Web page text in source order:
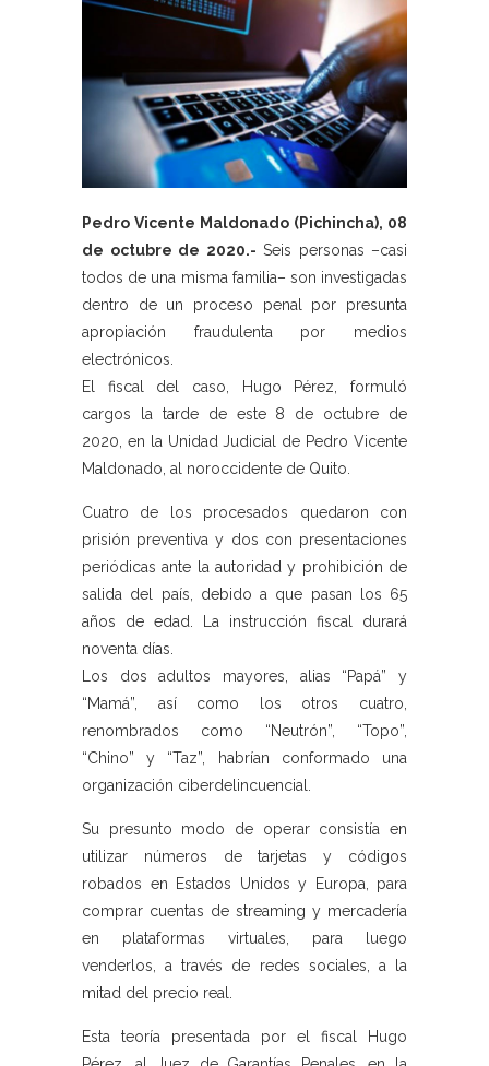
Pedro Vicente Maldonado (Pichincha), 08
de octubre de 2020.- Seis personas –casi
todos de una misma familia– son investigadas
dentro de un proceso penal por presunta
apropiación fraudulenta por medios
electrónicos.
El fiscal del caso, Hugo Pérez, formuló
cargos la tarde de este 8 de octubre de
2020, en la Unidad Judicial de Pedro Vicente
Maldonado, al noroccidente de Quito.
Cuatro de los procesados quedaron con
prisión preventiva y dos con presentaciones
periódicas ante la autoridad y prohibición de
salida del país, debido a que pasan los 65
años de edad. La instrucción fiscal durará
noventa días.
Los dos adultos mayores, alias “Papá” y
“Mamá”, así como los otros cuatro,
renombrados como “Neutrón”, “Topo”,
“Chino” y “Taz”, habrían conformado una
organización ciberdelincuencial.
Su presunto modo de operar consistía en
utilizar números de tarjetas y códigos
robados en Estados Unidos y Europa, para
comprar cuentas de streaming y mercadería
en plataformas virtuales, para luego
venderlos, a través de redes sociales, a la
mitad del precio real.
Esta teoría presentada por el fiscal Hugo